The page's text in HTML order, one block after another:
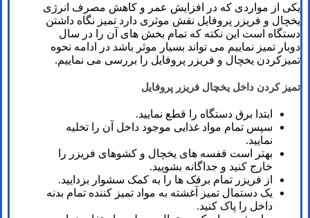
یکی از مواردی که در افزایش عمر و کاهش مصرف انرژی
یخچال و فریزر پروفایل نقش موثری دارد تمیز نگاه داشتن
دستگاه است این نکته که تمام بخش های آن را در سال
دوبار تمیز نماییم می تواند بسیار موثر باشد در ادامه نحوه
تمیزکردن یخچال و فریزر پروفایل را بررسی می نماییم.
تمیز کردن داخل یخچال فریزر پروفایل
ابتدا برق دستگاه را قطع نمایید.
سپس تمام مواد غذایی موجود داخل آن را تخلیه
نمایید.
بهتر است قفسه های یخچال و کشوهای فریزر را
خارج کنید و جداگانه بشویید.
از فریزر تمام برفک ها را به کمک سشوار بزدایید.
یک دستمال تمیز آغشته به مواد تمیز کننده تمام بدنه
داخل را پاک کنید.